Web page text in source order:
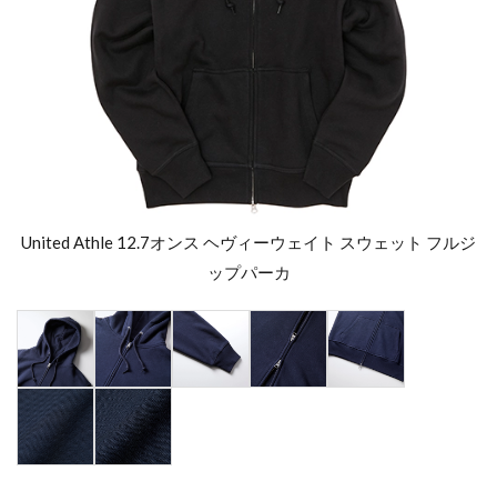
United Athle 12.7オンス ヘヴィーウェイト スウェット フルジ
ップパーカ